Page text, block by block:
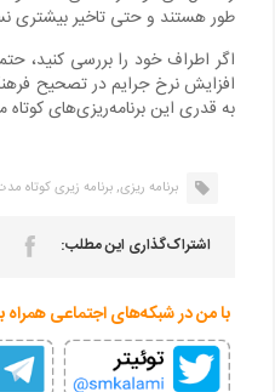
طور هستند و حتی تاخیر بیشتری
اگر اطراف خود را بررسی کنید،
افزایش نرخ جرایم در تصحیح
به قدری این برنامه‌ریزی‌های کوتاه
برنامه ریزی,برنامه زیری کوتاه
اشتراک‌گذاری این مطلب:
با من در شبکه‌های اجتماعی همراه